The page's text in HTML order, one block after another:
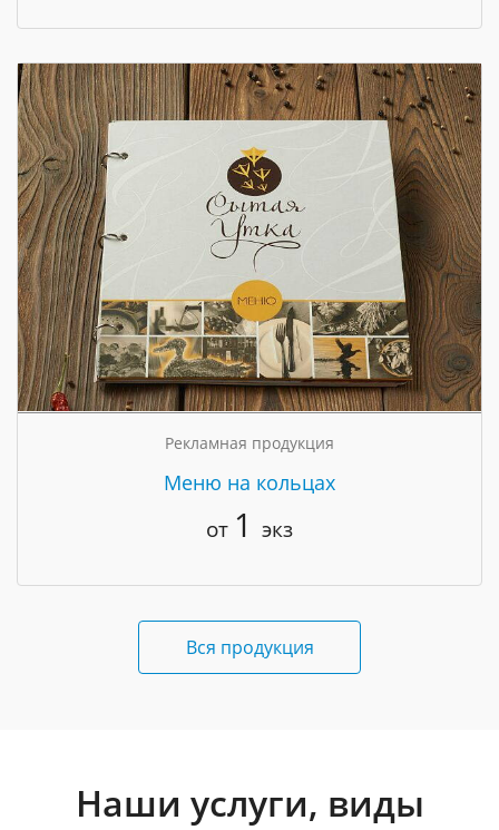
Рекламная продукция
Меню на кольцах
от 1 экз
Вся продукция
Наши услуги, виды